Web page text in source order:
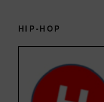
HIP-HOP